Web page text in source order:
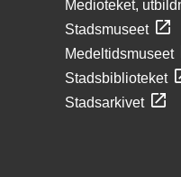
Medioteket,
Stadsmuseet
Medeltidsmuseet
Stadsbiblioteket
Stadsarkivet